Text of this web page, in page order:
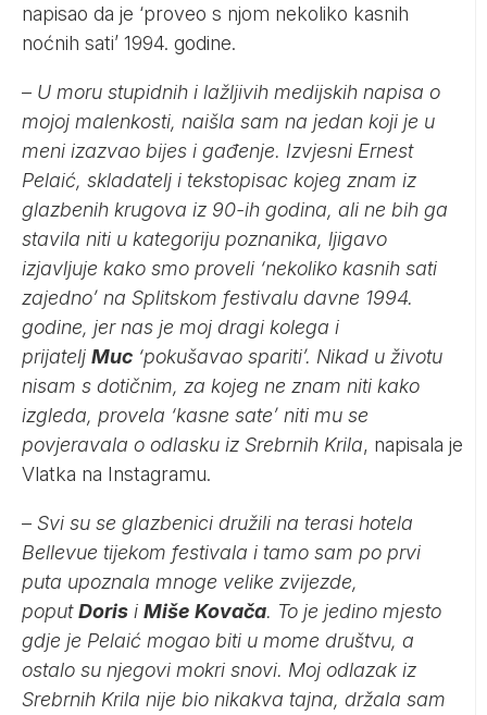
napisao da je ‘proveo s njom nekoliko kasnih
noćnih sati’ 1994. godine.
– U moru stupidnih i lažljivih medijskih napisa o
mojoj malenkosti, naišla sam na jedan koji je u
meni izazvao bijes i gađenje. Izvjesni Ernest
Pelaić, skladatelj i tekstopisac kojeg znam iz
glazbenih krugova iz 90-ih godina, ali ne bih ga
stavila niti u kategoriju poznanika, ljigavo
izjavljuje kako smo proveli ‘nekoliko kasnih sati
zajedno’ na Splitskom festivalu davne 1994.
godine, jer nas je moj dragi kolega i
prijatelj Muc ‘pokušavao spariti’. Nikad u životu
nisam s dotičnim, za kojeg ne znam niti kako
izgleda, provela ‘kasne sate’ niti mu se
povjeravala o odlasku iz Srebrnih Krila, napisala je
Vlatka na Instagramu.
– Svi su se glazbenici družili na terasi hotela
Bellevue tijekom festivala i tamo sam po prvi
puta upoznala mnoge velike zvijezde,
poputDoris i Miše Kovača. To je jedino mjesto
gdje je Pelaić mogao biti u mome društvu, a
ostalo su njegovi mokri snovi. Moj odlazak iz
Srebrnih Krila nije bio nikakva tajna, držala sam